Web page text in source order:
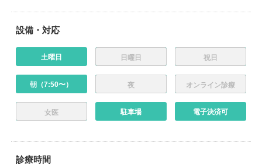
設備・対応
土曜日 日曜日 祝日
朝（7:50〜） 夜 オンライン診療
女医 駐車場 電子決済可
診療時間